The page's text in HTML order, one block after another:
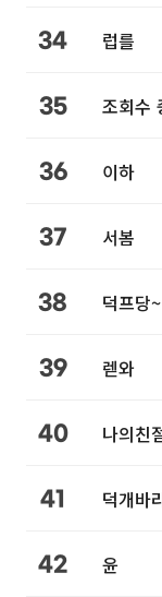
34 럽를
35 조회수
36 이하
37 서봄
38 덕프당~
39 렏와
40 나의친
41 덕개바
42 윤